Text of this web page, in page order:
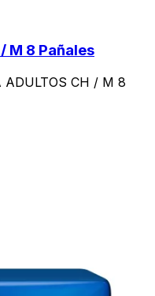
M 8 Pañales
ADULTOS CH / M 8